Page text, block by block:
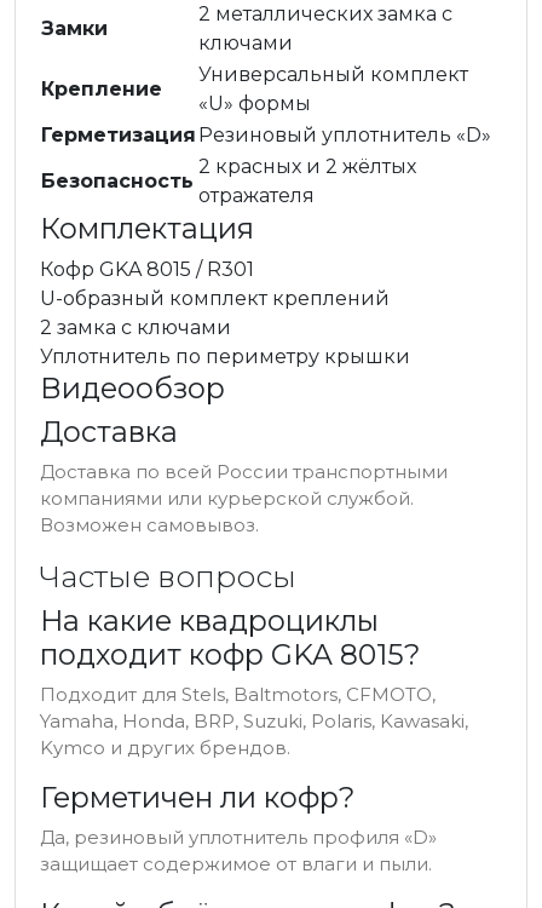
Замки
2 металлических замка с
ключами
Крепление
Универсальный комплект
«U» формы
Герметизация Резиновый уплотнитель «D»
Безопасность
2 красных и 2 жёлтых
отражателя
Комплектация
Кофр GKA 8015 / R301
U-образный комплект креплений
2 замка с ключами
Уплотнитель по периметру крышки
Видеообзор
Доставка
Доставка по всей России транспортными
компаниями или курьерской службой.
Возможен самовывоз.
Частые вопросы
На какие квадроциклы
подходит кофр GKA 8015?
Подходит для Stels, Baltmotors, CFMOTO,
Yamaha, Honda, BRP, Suzuki, Polaris, Kawasaki,
Kymco и других брендов.
Герметичен ли кофр?
Да, резиновый уплотнитель профиля «D»
защищает содержимое от влаги и пыли.